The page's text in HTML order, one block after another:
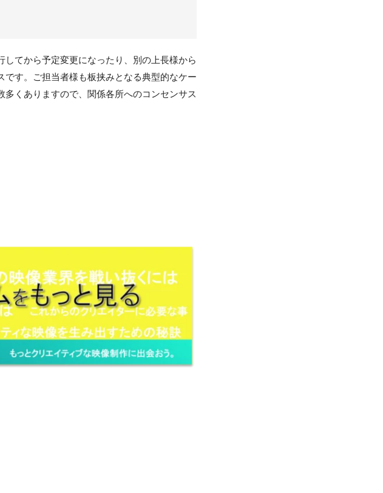
てから予定変更になったり、別の上長様から
す。ご担当者様も板挟みとなる典型的なケー
くありますので、関係各所へのコンセンサス